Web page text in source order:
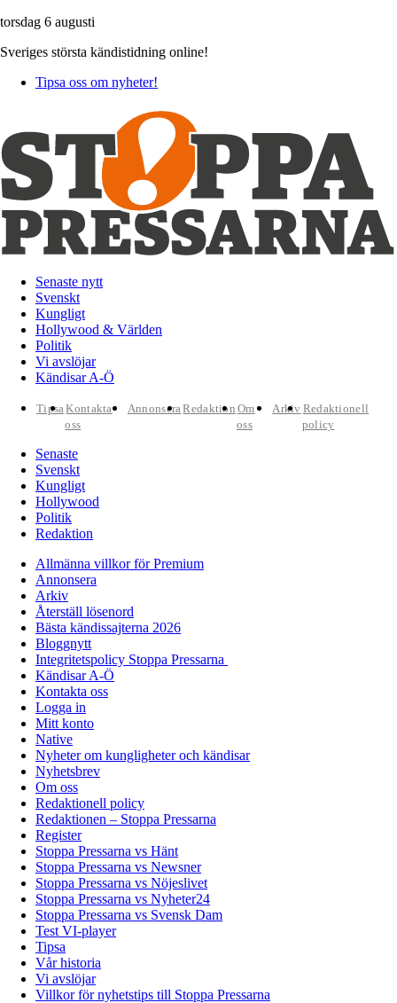
torsdag 6 augusti
Sveriges största kändistidning online!
Tipsa oss om nyheter!
Senaste nytt
Svenskt
Kungligt
Hollywood & Världen
Politik
Vi avslöjar
Kändisar A-Ö
TipsaKontakta
oss
AnnonseraRedaktion Om
oss
Arkiv Redaktionell
policy
Senaste
Svenskt
Kungligt
Hollywood
Politik
Redaktion
Allmänna villkor för Premium
Annonsera
Arkiv
Återställ lösenord
Bästa kändissajterna 2026
Bloggnytt
Integritetspolicy Stoppa Pressarna
Kändisar A-Ö
Kontakta oss
Logga in
Mitt konto
Native
Nyheter om kungligheter och kändisar
Nyhetsbrev
Om oss
Redaktionell policy
Redaktionen – Stoppa Pressarna
Register
Stoppa Pressarna vs Hänt
Stoppa Pressarna vs Newsner
Stoppa Pressarna vs Nöjeslivet
Stoppa Pressarna vs Nyheter24
Stoppa Pressarna vs Svensk Dam
Test VI-player
Tipsa
Vår historia
Vi avslöjar
Villkor för nyhetstips till Stoppa Pressarna